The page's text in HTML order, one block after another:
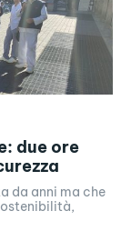
due ore
da anni ma che